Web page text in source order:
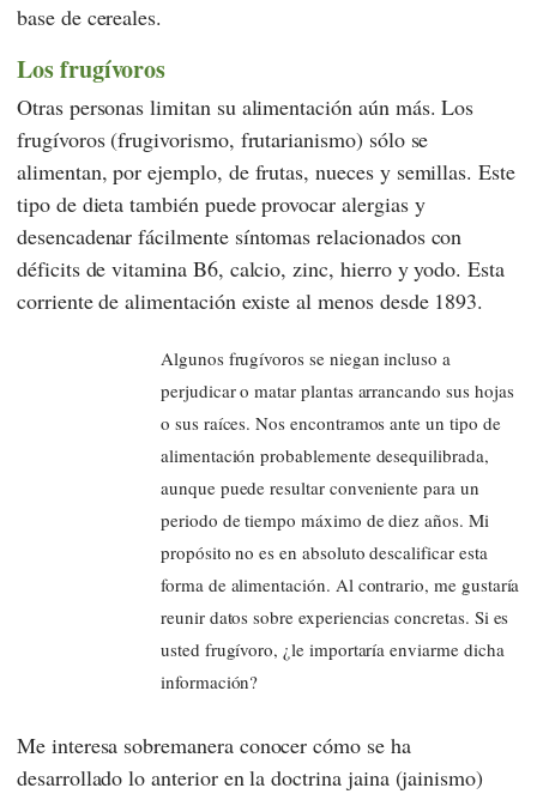
base de cereales.
Los frugívoros
Otras personas limitan su alimentación aún más. Los
frugívoros (frugivorismo, frutarianismo) sólo se
alimentan, por ejemplo, de frutas, nueces y semillas. Este
tipo de dieta también puede provocar alergias y
desencadenar fácilmente síntomas relacionados con
déficits de vitamina B6, calcio, zinc, hierro y yodo. Esta
corriente de alimentación existe al menos desde 1893.
Algunos frugívoros se niegan incluso a
perjudicar o matar plantas arrancando sus hojas
o sus raíces. Nos encontramos ante un tipo de
alimentación probablemente desequilibrada,
aunque puede resultar conveniente para un
periodo de tiempo máximo de diez años. Mi
propósito no es en absoluto descalificar esta
forma de alimentación. Al contrario, me gustaría
reunir datos sobre experiencias concretas. Si es
usted frugívoro, ¿le importaría enviarme dicha
información?
Me interesa sobremanera conocer cómo se ha
desarrollado lo anterior en la doctrina jaina (jainismo)